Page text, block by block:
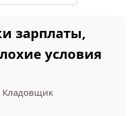
ЯНДЕКС.МАРКЕТ (12)
зарплаты,
условия
Кладовщик